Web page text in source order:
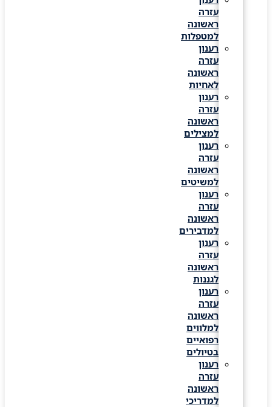
עזרה
ראשונה
למטפלות
רענון
עזרה
ראשונה
לאחיות
רענון
עזרה
ראשונה
למצילים
רענון
עזרה
ראשונה
למשיטים
רענון
עזרה
ראשונה
למדבירים
רענון
עזרה
ראשונה
לגננות
רענון
עזרה
ראשונה
למלווים
רפואיים
בטיולים
רענון
עזרה
ראשונה
למדריכי